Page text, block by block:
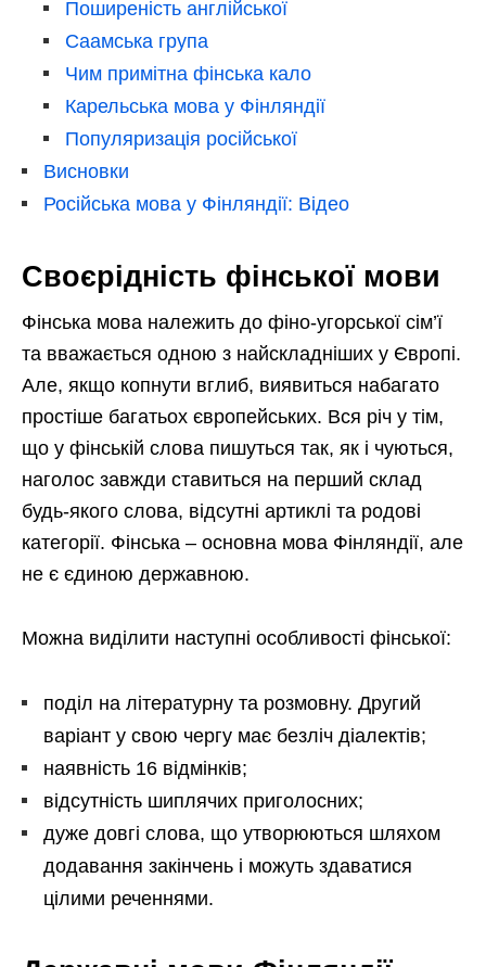
Поширеність англійської
Саамська група
Чим примітна фінська кало
Карельська мова у Фінляндії
Популяризація російської
Висновки
Російська мова у Фінляндії: Відео
Своєрідність фінської мови
Фінська мова належить до фіно-угорської сім’ї
та вважається одною з найскладніших у Європі.
Але, якщо копнути вглиб, виявиться набагато
простіше багатьох європейських. Вся річ у тім,
що у фінській слова пишуться так, як і чуються,
наголос завжди ставиться на перший склад
будь-якого слова, відсутні артиклі та родові
категорії. Фінська – основна мова Фінляндії, але
не є єдиною державною.
Можна виділити наступні особливості фінської:
поділ на літературну та розмовну. Другий
варіант у свою чергу має безліч діалектів;
наявність 16 відмінків;
відсутність шиплячих приголосних;
дуже довгі слова, що утворюються шляхом
додавання закінчень і можуть здаватися
цілими реченнями.